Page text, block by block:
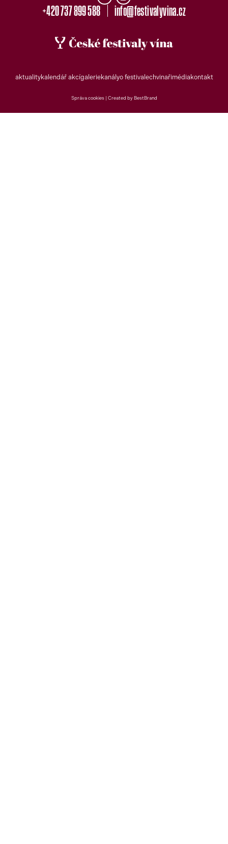
+420 737 899 588 info@festivalyvina.cz
aktualitykalendář akcígaleriekanályo festivalechvinařimédia kontakt
Správa cookies | Created by BestBrand